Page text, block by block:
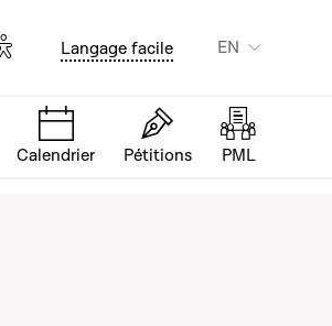
Options d'accessibilité
Langage facile EN
Calendrier Pétitions PML